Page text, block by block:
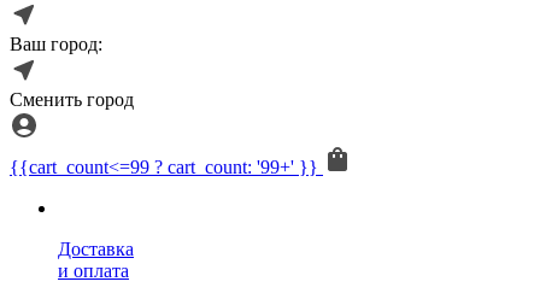
Ваш город:
Сменить город
{{cart_count<=99 ? cart_count: '99+' }}
Доставка
и оплата